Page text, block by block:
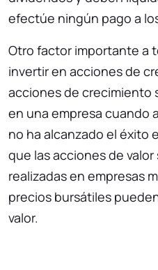
efectúe ningún pago a
Otro factor importante a
invertir en acciones de
acciones de crecimiento
en una empresa cuando
no ha alcanzado el éxito
que las acciones de
realizadas en empresas
precios bursátiles
valor.